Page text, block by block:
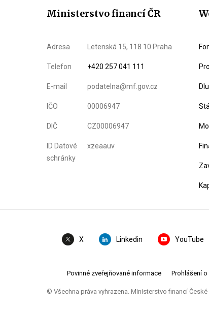
Ministerstvo financí ČR
Adresa Letenská 15, 118 10 Praha
Telefon +420 257 041 111
E-mail podatelna@mf.gov.cz
IČO 00006947
DIČ CZ00006947
ID Datové
schránky
xzeaauv
X Linkedin YouTube
Povinné zveřejňované informace Prohlášení
© Všechna práva vyhrazena. Ministerstvo financí